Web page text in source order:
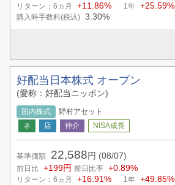
リターン：6ヵ月 +11.86% 1年 +25.59%
購入時手数料(税込) 3.30%
好配当日本株式 オープン
(愛称：好配当ニッポン)
国内株式 野村アセット
基準価額 22,588 円 (08/07)
前日比 +199円 前日比率 +0.89%
リターン：6ヵ月 +16.91% 1年 +49.85%